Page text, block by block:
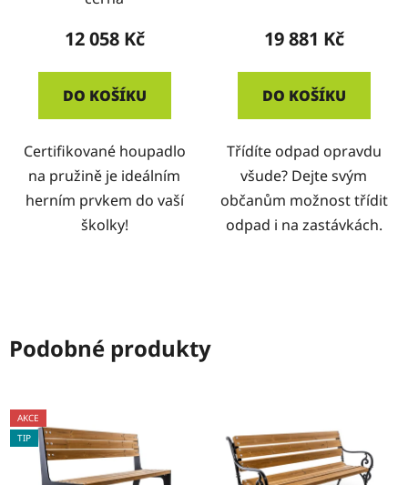
12 058 Kč
DO KOŠÍKU
Certifikované houpadlo
na pružině je ideálním
herním prvkem do vaší
školky!
19 881 Kč
DO KOŠÍKU
Třídíte odpad opravdu
všude? Dejte svým
občanům možnost třídit
odpad i na zastávkách.
Podobné produkty
AKCE
TIP